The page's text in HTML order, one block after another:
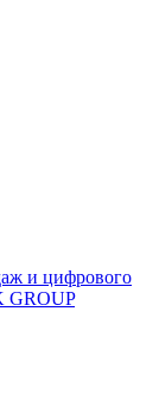
и цифрового
GROUP